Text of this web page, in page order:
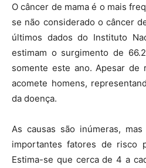
O câncer de mama é o mais
se não considerado o câncer
últimos dados do Instituto
estimam o surgimento de
somente este ano. Apesar de
acomete homens,
da doença.
As causas são inúmeras,
importantes fatores de risco
Estima-se que cerca de 4 a